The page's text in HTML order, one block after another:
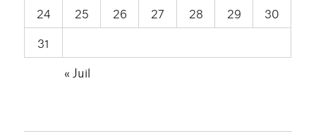
24
25 26 27 28 29
30
31
« Juil